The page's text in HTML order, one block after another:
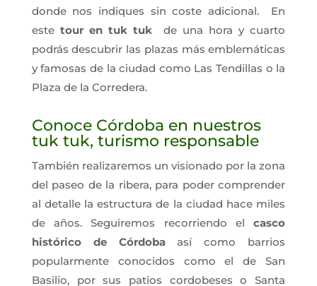
donde nos indiques sin coste adicional. En
este tour en tuk tukde una hora y cuarto
podrás descubrir las plazas más emblemáticas
y famosas de la ciudad como Las Tendillas o la
Plaza de la Corredera.
Conoce Córdoba en nuestros
tuk tuk, turismo responsable
También realizaremos un visionado por la zona
del paseo de la ribera, para poder comprender
al detalle la estructura de la ciudad hace miles
de años. Seguiremos recorriendo elcasco
histórico de Córdobaasí como barrios
popularmente conocidos como el de San
Basilio, por sus patios cordobeses o Santa